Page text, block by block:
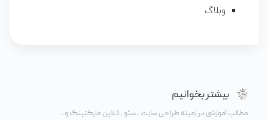
وبلاگ
بیشتر بخوانیم
مطالب آموزشی در زمینه طراحی سایت ، سئو ، آنلاین مارکتینگ و...